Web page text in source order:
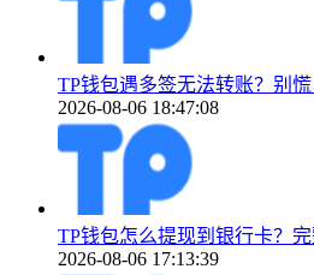
TP钱包遇多签无法转账？别
2026-08-06 18:47:08
TP钱包怎么提现到银行卡？
2026-08-06 17:13:39